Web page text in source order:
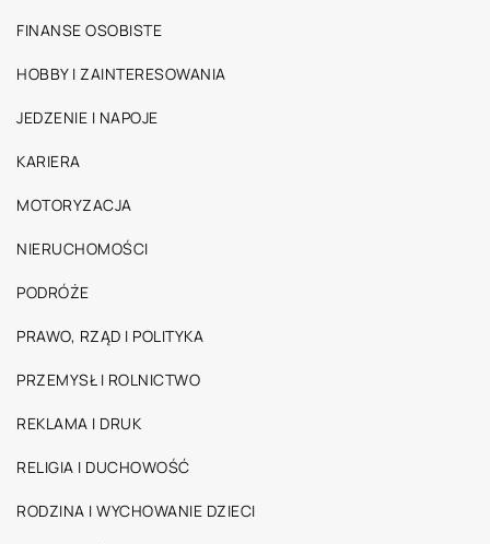
FINANSE OSOBISTE
HOBBY I ZAINTERESOWANIA
JEDZENIE I NAPOJE
KARIERA
MOTORYZACJA
NIERUCHOMOŚCI
PODRÓŻE
PRAWO, RZĄD I POLITYKA
PRZEMYSŁ I ROLNICTWO
REKLAMA I DRUK
RELIGIA I DUCHOWOŚĆ
RODZINA I WYCHOWANIE DZIECI